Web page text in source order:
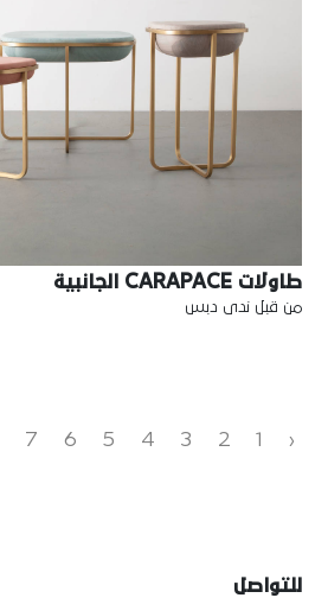
طاولات CARAPACE الجانبية
من قبل ندى دبس
‹
2
3
4
5
6
7
للتواصل